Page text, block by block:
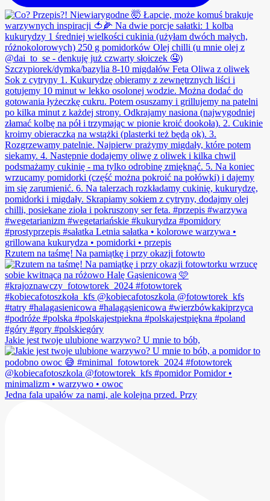
Rzutem na taśmę! Na pamiątkę i przy okazji fotowto
Jakie jest twoje ulubione warzywo? U mnie to bób,
Jedna fala upałów za nami, ale kolejna przed. Przy